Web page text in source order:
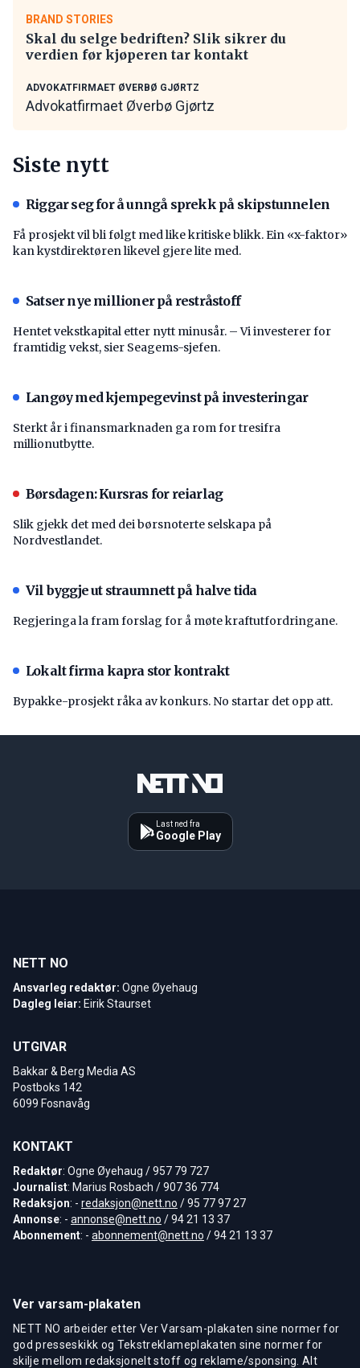
BRAND STORIES
Skal du selge bedriften? Slik sikrer du
verdien før kjøperen tar kontakt
ADVOKATFIRMAET ØVERBØ GJØRTZ
Advokatfirmaet Øverbø Gjørtz
Siste nytt
Riggar seg for å unngå sprekk på skipstunnelen
Få prosjekt vil bli følgt med like kritiske blikk. Ein «x-faktor»
kan kystdirektøren likevel gjere lite med.
Satser nye millioner på restråstoff
Hentet vekstkapital etter nytt minusår. – Vi investerer for
framtidig vekst, sier Seagems-sjefen.
Langøy med kjempegevinst på investeringar
Sterkt år i finansmarknaden ga rom for tresifra
millionutbytte.
Børsdagen: Kursras for reiarlag
Slik gjekk det med dei børsnoterte selskapa på
Nordvestlandet.
Vil byggje ut straumnett på halve tida
Regjeringa la fram forslag for å møte kraftutfordringane.
Lokalt firma kapra stor kontrakt
Bypakke-prosjekt råka av konkurs. No startar det opp att.
Last ned fra
Google Play
NETT NO
Ansvarleg redaktør: Ogne Øyehaug
Dagleg leiar: Eirik Staurset
UTGIVAR
Bakkar & Berg Media AS
Postboks 142
6099 Fosnavåg
KONTAKT
Redaktør: Ogne Øyehaug / 957 79 727
Journalist: Marius Rosbach / 907 36 774
Redaksjon: - redaksjon@nett.no / 95 77 97 27
Annonse: - annonse@nett.no / 94 21 13 37
Abonnement: - abonnement@nett.no / 94 21 13 37
Ver varsam-plakaten
NETT NO arbeider etter Ver Varsam-plakaten sine normer for
god presseskikk og Tekstreklameplakaten sine normer for
skilje mellom redaksjonelt stoff og reklame/sponsing. Alt